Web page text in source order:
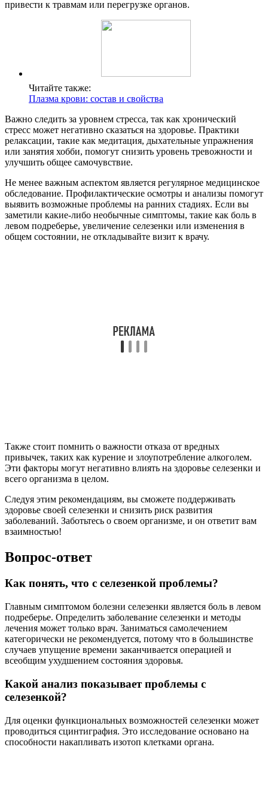
привести к травмам или перегрузке органов.
Читайте также:
Плазма крови: состав и свойства
Важно следить за уровнем стресса, так как хронический
стресс может негативно сказаться на здоровье. Практики
релаксации, такие как медитация, дыхательные упражнения
или занятия хобби, помогут снизить уровень тревожности и
улучшить общее самочувствие.
Не менее важным аспектом является регулярное медицинское
обследование. Профилактические осмотры и анализы помогут
выявить возможные проблемы на ранних стадиях. Если вы
заметили какие-либо необычные симптомы, такие как боль в
левом подреберье, увеличение селезенки или изменения в
общем состоянии, не откладывайте визит к врачу.
Также стоит помнить о важности отказа от вредных
привычек, таких как курение и злоупотребление алкоголем.
Эти факторы могут негативно влиять на здоровье селезенки и
всего организма в целом.
Следуя этим рекомендациям, вы сможете поддерживать
здоровье своей селезенки и снизить риск развития
заболеваний. Заботьтесь о своем организме, и он ответит вам
взаимностью!
Вопрос-ответ
Как понять, что с селезенкой проблемы?
Главным симптомом болезни селезенки является боль в левом
подреберье. Определить заболевание селезенки и методы
лечения может только врач. Заниматься самолечением
категорически не рекомендуется, потому что в большинстве
случаев упущение времени заканчивается операцией и
всеобщим ухудшением состояния здоровья.
Какой анализ показывает проблемы с
селезенкой?
Для оценки функциональных возможностей селезенки может
проводиться сцинтиграфия. Это исследование основано на
способности накапливать изотоп клетками органа.